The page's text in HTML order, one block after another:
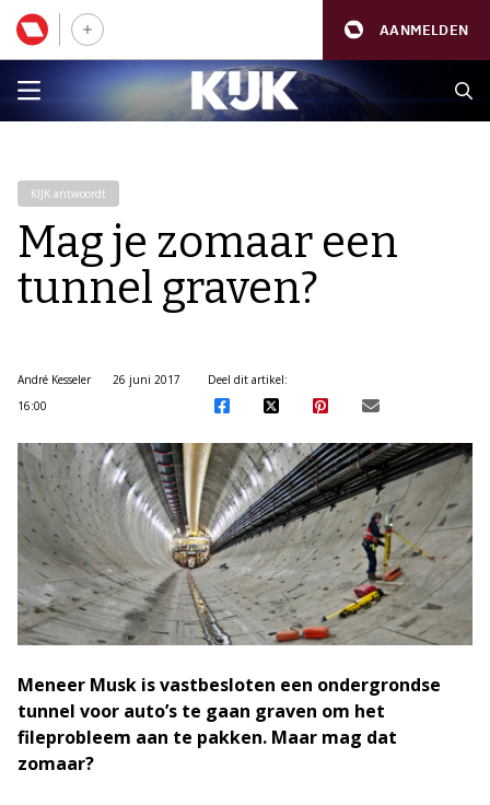
AANMELDEN
KIJK antwoordt
Mag je zomaar een
tunnel graven?
André Kesseler
26 juni 2017
16:00
Deel dit artikel:
Meneer Musk is vastbesloten een ondergrondse
tunnel voor auto’s te gaan graven om het
fileprobleem aan te pakken. Maar mag dat
zomaar?